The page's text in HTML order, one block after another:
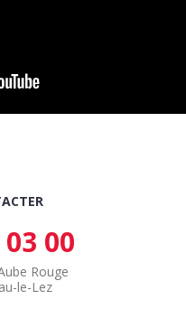
00
Rouge
le-Lez